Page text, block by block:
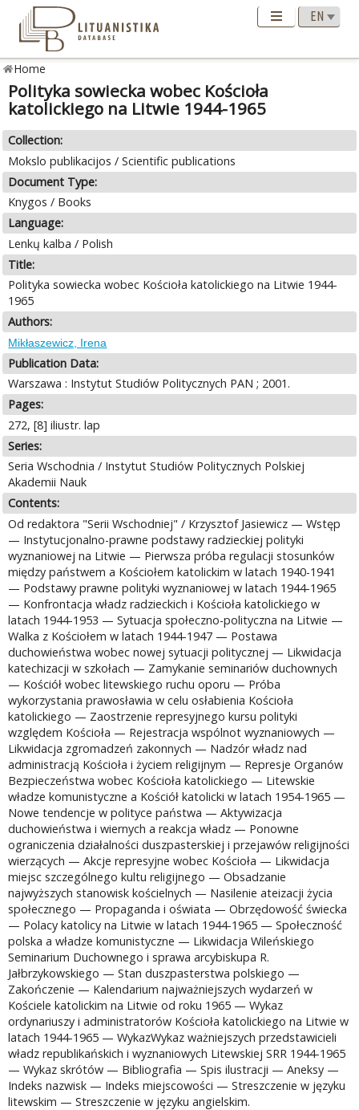
Home
Polityka sowiecka wobec Kościoła
katolickiego na Litwie 1944-1965
Collection:
Mokslo publikacijos / Scientific publications
Document Type:
Knygos / Books
Language:
Lenkų kalba / Polish
Title:
Polityka sowiecka wobec Kościoła katolickiego na Litwie 1944-
1965
Authors:
Mikłaszewicz, Irena
Publication Data:
Warszawa : Instytut Studiów Politycznych PAN ; 2001.
Pages:
272, [8] iliustr. lap
Series:
Seria Wschodnia / Instytut Studiów Politycznych Polskiej
Akademii Nauk
Contents:
Od redaktora "Serii Wschodniej" / Krzysztof Jasiewicz — Wstęp
— Instytucjonalno-prawne podstawy radzieckiej polityki
wyznaniowej na Litwie — Pierwsza próba regulacji stosunków
między państwem a Kościołem katolickim w latach 1940-1941
— Podstawy prawne polityki wyznaniowej w latach 1944-1965
— Konfrontacja władz radzieckich i Kościoła katolickiego w
latach 1944-1953 — Sytuacja społeczno-polityczna na Litwie —
Walka z Kościołem w latach 1944-1947 — Postawa
duchowieństwa wobec nowej sytuacji politycznej — Likwidacja
katechizacji w szkołach — Zamykanie seminariów duchownych
— Kościół wobec litewskiego ruchu oporu — Próba
wykorzystania prawosławia w celu osłabienia Kościoła
katolickiego — Zaostrzenie represyjnego kursu polityki
względem Kościoła — Rejestracja wspólnot wyznaniowych —
Likwidacja zgromadzeń zakonnych — Nadzór władz nad
administracją Kościoła i życiem religijnym — Represje Organów
Bezpieczeństwa wobec Kościoła katolickiego — Litewskie
władze komunistyczne a Kościół katolicki w latach 1954-1965 —
Nowe tendencje w polityce państwa — Aktywizacja
duchowieństwa i wiernych a reakcja władz — Ponowne
ograniczenia działalności duszpasterskiej i przejawów religijności
wierzących — Akcje represyjne wobec Kościoła — Likwidacja
miejsc szczególnego kultu religijnego — Obsadzanie
najwyższych stanowisk kościelnych — Nasilenie ateizacji życia
społecznego — Propaganda i oświata — Obrzędowość świecka
— Polacy katolicy na Litwie w latach 1944-1965 — Społeczność
polska a władze komunistyczne — Likwidacja Wileńskiego
Seminarium Duchownego i sprawa arcybiskupa R.
Jałbrzykowskiego — Stan duszpasterstwa polskiego —
Zakończenie — Kalendarium najważniejszych wydarzeń w
Kościele katolickim na Litwie od roku 1965 — Wykaz
ordynariuszy i administratorów Kościoła katolickiego na Litwie w
latach 1944-1965 — WykazWykaz ważniejszych przedstawicieli
władz republikańskich i wyznaniowych Litewskiej SRR 1944-1965
— Wykaz skrótów — Bibliografia — Spis ilustracji — Aneksy —
Indeks nazwisk — Indeks miejscowości — Streszczenie w języku
litewskim — Streszczenie w języku angielskim.